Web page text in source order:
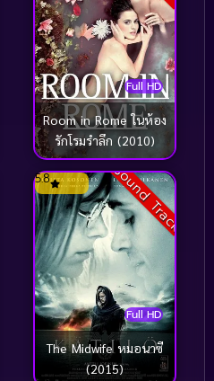
(2)
(126)
สืบสวน(1)
(1)
(69)
be assigned post-
(2)
Full HD
Room in Rome ในห้อง
รักโรมรำลึก (2010)
Sound Track
Full HD
5.8
The Midwife หมอนาซี
(2015)